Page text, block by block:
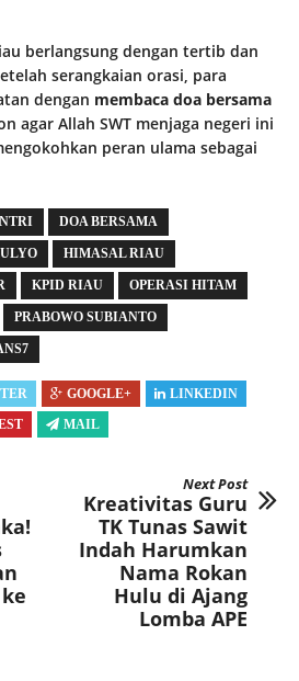
berlangsung dengan tertib dan
serangkaian orasi, para
dengan membaca doa bersama
agar Allah SWT menjaga negeri ini
peran ulama sebagai
DOA BERSAMA
HIMASAL RIAU
KPID RIAU OPERASI HITAM
PRABOWO SUBIANTO
GOOGLE+
LINKEDIN
MAIL
Next Post
Kreativitas Guru
TK Tunas Sawit
Indah Harumkan
Nama Rokan
Hulu di Ajang
Lomba APE